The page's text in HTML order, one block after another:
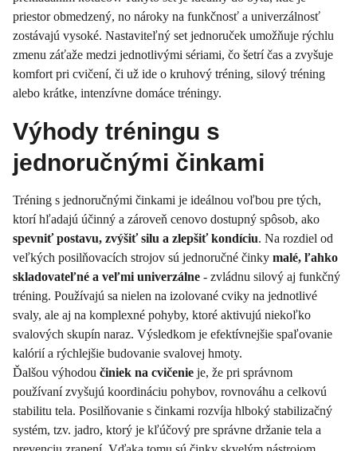
priestor obmedzený, no nároky na funkčnosť a univerzálnosť
zostávajú vysoké. Nastaviteľný set jednoruček umožňuje rýchlu
zmenu záťaže medzi jednotlivými sériami, čo šetrí čas a zvyšuje
komfort pri cvičení, či už ide o kruhový tréning, silový tréning
alebo krátke, intenzívne domáce tréningy.
Výhody tréningu s
jednoručnými činkami
Tréning s jednoručnými činkami je ideálnou voľbou pre tých,
ktorí hľadajú účinný a zároveň cenovo dostupný spôsob, ako
spevniť postavu, zvýšiť silu a zlepšiť kondíciu. Na rozdiel od
veľkých posilňovacích strojov sú jednoručné činky malé, ľahko
skladovateľné a veľmi univerzálne - zvládnu silový aj funkčný
tréning. Používajú sa nielen na izolované cviky na jednotlivé
svaly, ale aj na komplexné pohyby, ktoré aktivujú niekoľko
svalových skupín naraz. Výsledkom je efektívnejšie spaľovanie
kalórií a rýchlejšie budovanie svalovej hmoty.
Ďalšou výhodou činiek na cvičenie je, že pri správnom
používaní zvyšujú koordináciu pohybov, rovnováhu a celkovú
stabilitu tela. Posilňovanie s činkami rozvíja hlboký stabilizačný
systém, tzv. jadro, ktorý je kľúčový pre správne držanie tela a